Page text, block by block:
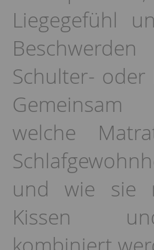
Liegegefühl
Schulter- oder
welche
und wie sie
Kissen